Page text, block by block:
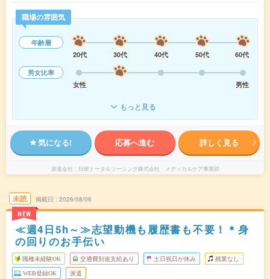
職場の雰囲気
年齢層
20代
30代 40代 50代
60代
男女比率
女性
男性
もっと見る
気になる! 応募へ進む 詳しく見る
派遣会社 日研トータルソーシング株式会社 メディカルケア事業部
未読
NEW
掲載日 2026/08/06
≪週4日5h～≫志望動機も履歴書も不要！＊身
の回りのお手伝い
職種未経験OK 交通費別途支給あり 土日祝日が休み 残業なし
WEB登録OK 派遣